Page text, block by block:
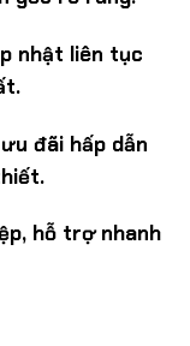
nhật liên tục
đãi hấp dẫn
hỗ trợ nhanh